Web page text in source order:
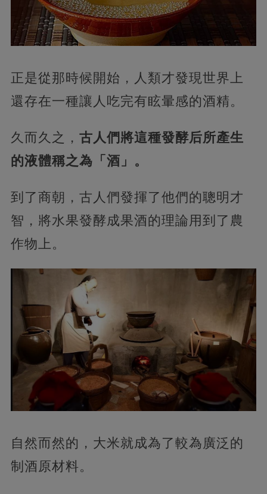
正是從那時候開始，人類才發現世界上
還存在一種讓人吃完有眩暈感的酒精。
久而久之， 古人們將這種發酵后所產生
的液體稱之為「酒」。
到了商朝，古人們發揮了他們的聰明才
智，將水果發酵成果酒的理論用到了農
作物上。
自然而然的，大米就成為了較為廣泛的
制酒原材料。